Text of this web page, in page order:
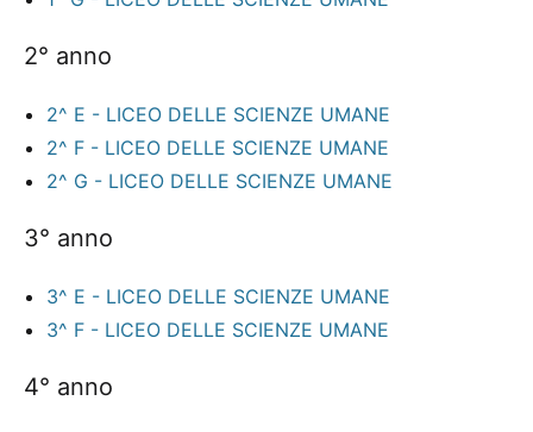
2° anno
2^ E - LICEO DELLE SCIENZE UMANE
2^ F - LICEO DELLE SCIENZE UMANE
2^ G - LICEO DELLE SCIENZE UMANE
3° anno
3^ E - LICEO DELLE SCIENZE UMANE
3^ F - LICEO DELLE SCIENZE UMANE
4° anno